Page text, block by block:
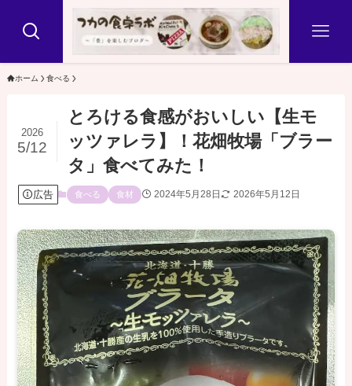
ホーム 食べる
とろける食感がおいしい【生モ
ッツァレラ】！花畑牧場「ブラー
タ」食べてみた！
2026
5/12
広告 食べる 食材 2024年5月28日 2026年5月12日